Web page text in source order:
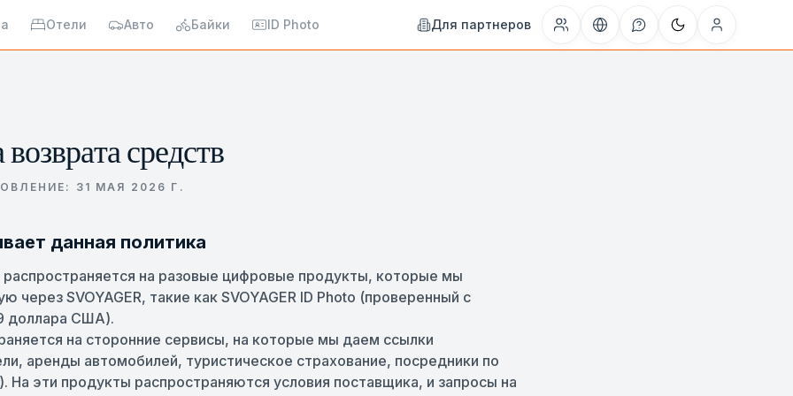
Отели Авто Байки ID Photo Для партнеров
средств
31 МАЯ 2026 Г.
данная политика
распространяется на разовые цифровые продукты, которые мы
через SVOYAGER, такие как SVOYAGER ID Photo (проверенный с
доллара США).
на сторонние сервисы, на которые мы даем ссылки
аренды автомобилей, туристическое страхование, посредники по
На эти продукты распространяются условия поставщика, и запросы на